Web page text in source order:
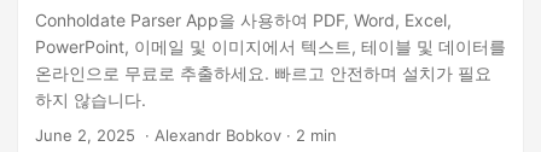
Conholdate Parser App을 사용하여 PDF, Word, Excel,
PowerPoint, 이메일 및 이미지에서 텍스트, 테이블 및 데이터를
온라인으로 무료로 추출하세요. 빠르고 안전하며 설치가 필요
하지 않습니다.
June 2, 2025 ‎ · Alexandr Bobkov · 2 min